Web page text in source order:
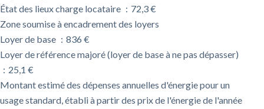
État des lieux charge locataire
72,3 €
Zone soumise à encadrement des loyers
Loyer de base
836 €
Loyer de référence majoré (loyer de base à ne pas dépasser)
25,1 €
Montant estimé des dépenses annuelles d'énergie pour un
usage standard, établi à partir des prix de l'énergie de l'année